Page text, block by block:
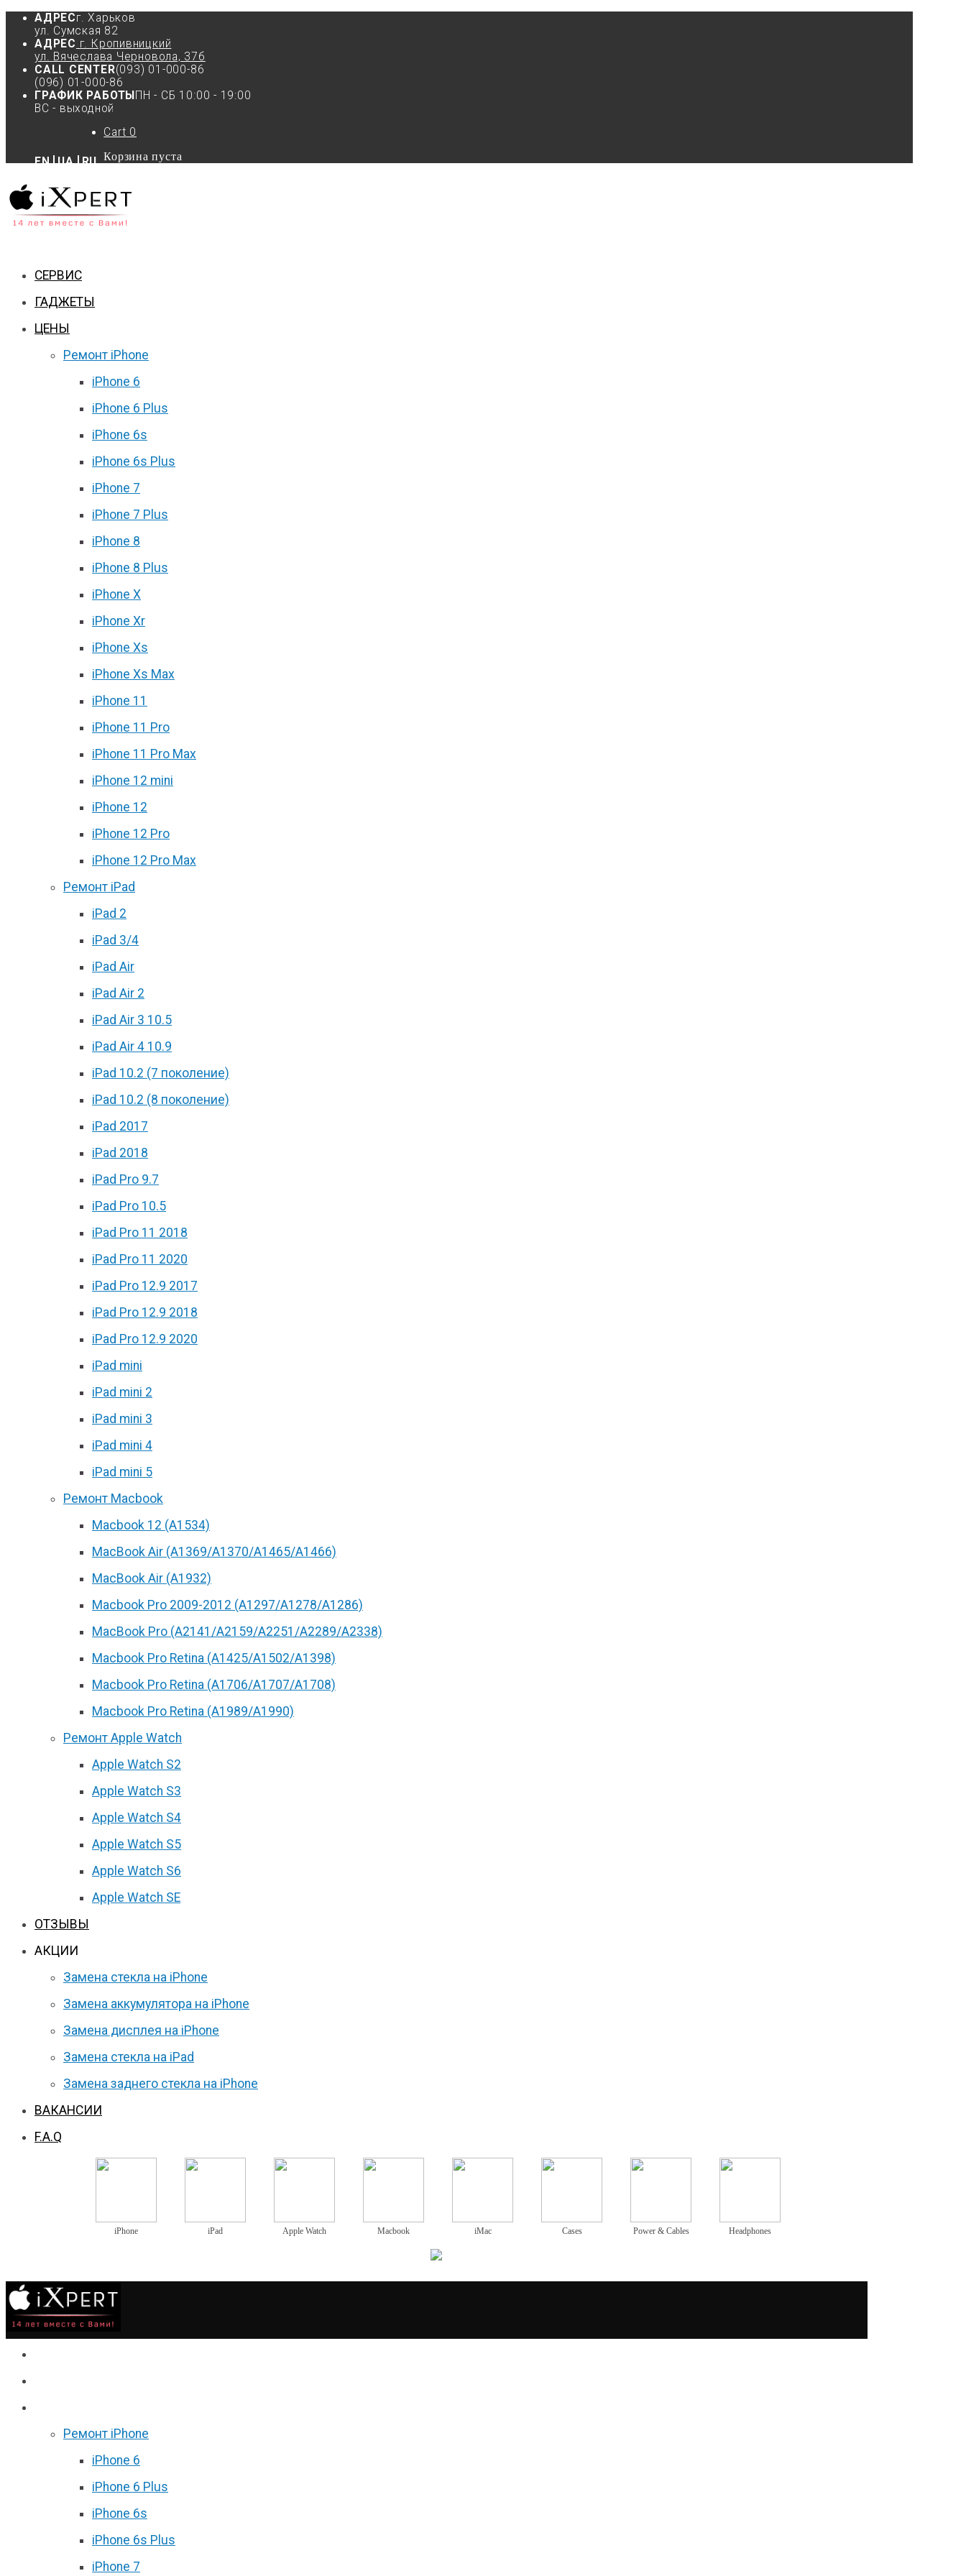
АДРЕСг. Харьков
ул. Сумская 82
АДРЕС г. Кропивницкий
ул. Вячеслава Черновола, 37б
CALL CENTER(093) 01-000-86
(096) 01-000-86
ГРАФИК РАБОТЫ ПН - СБ 10:00 - 19:00
ВС - выходной
EN UA RU
Cart 0
Корзина пуста
СЕРВИС
ГАДЖЕТЫ
ЦЕНЫ
Ремонт iPhone
iPhone 6
iPhone 6 Plus
iPhone 6s
iPhone 6s Plus
iPhone 7
iPhone 7 Plus
iPhone 8
iPhone 8 Plus
iPhone X
iPhone Xr
iPhone Xs
iPhone Xs Max
iPhone 11
iPhone 11 Pro
iPhone 11 Pro Max
iPhone 12 mini
iPhone 12
iPhone 12 Pro
iPhone 12 Pro Max
Ремонт iPad
iPad 2
iPad 3/4
iPad Air
iPad Air 2
iPad Air 3 10.5
iPad Air 4 10.9
iPad 10.2 (7 поколение)
iPad 10.2 (8 поколение)
iPad 2017
iPad 2018
iPad Pro 9.7
iPad Pro 10.5
iPad Pro 11 2018
iPad Pro 11 2020
iPad Pro 12.9 2017
iPad Pro 12.9 2018
iPad Pro 12.9 2020
iPad mini
iPad mini 2
iPad mini 3
iPad mini 4
iPad mini 5
Ремонт Macbook
Macbook 12 (А1534)
MacBook Air (A1369/A1370/A1465/A1466)
MacBook Air (A1932)
Macbook Pro 2009-2012 (A1297/A1278/A1286)
MacBook Pro (А2141/А2159/А2251/A2289/A2338)
Macbook Pro Retina (А1425/A1502/A1398)
Macbook Pro Retina (А1706/A1707/A1708)
Macbook Pro Retina (А1989/A1990)
Ремонт Apple Watch
Apple Watch S2
Apple Watch S3
Apple Watch S4
Apple Watch S5
Apple Watch S6
Apple Watch SE
ОТЗЫВЫ
АКЦИИ
Замена стекла на iPhone
Замена аккумулятора на iPhone
Замена дисплея на iPhone
Замена стекла на iPad
Замена заднего стекла на iPhone
ВАКАНСИИ
F.A.Q
iPhone iPad Apple Watch Macbook iMac Cases Power & Cables Headphones
Ремонт iPhone
iPhone 6
iPhone 6 Plus
iPhone 6s
iPhone 6s Plus
iPhone 7